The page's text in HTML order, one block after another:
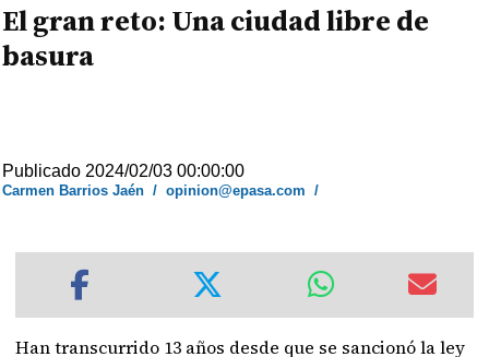
El gran reto: Una ciudad libre de
basura
Publicado 2024/02/03 00:00:00
Carmen Barrios Jaén /opinion@epasa.com /
Han transcurrido 13 años desde que se sancionó la ley